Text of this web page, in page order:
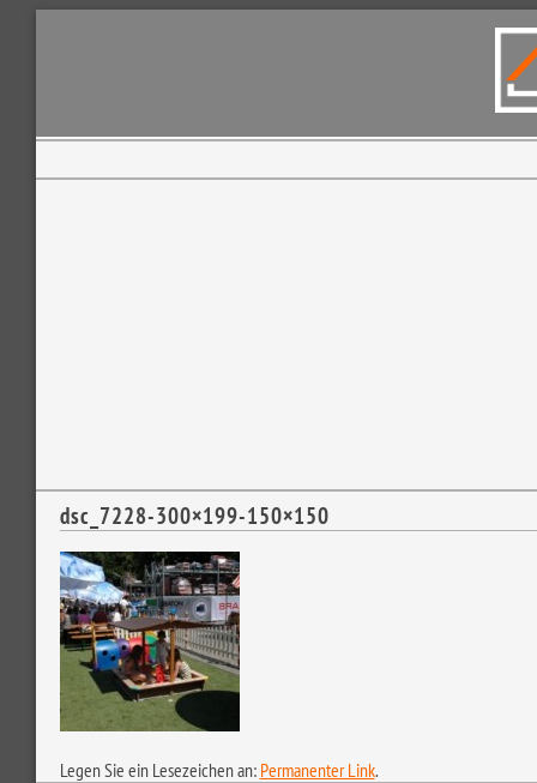
dsc_7228-300×199-150×150
Legen Sie ein Lesezeichen an: Permanenter Link.